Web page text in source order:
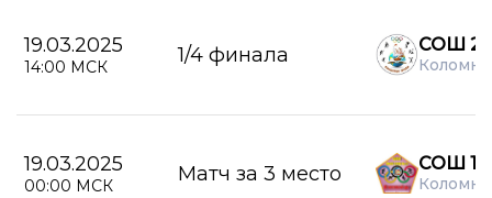
19.03.2025
14:00 МСК 1/4 финала СОШ 21
Коломна
19.03.2025
00:00 МСК Матч за 3 место СОШ 15
Коломна